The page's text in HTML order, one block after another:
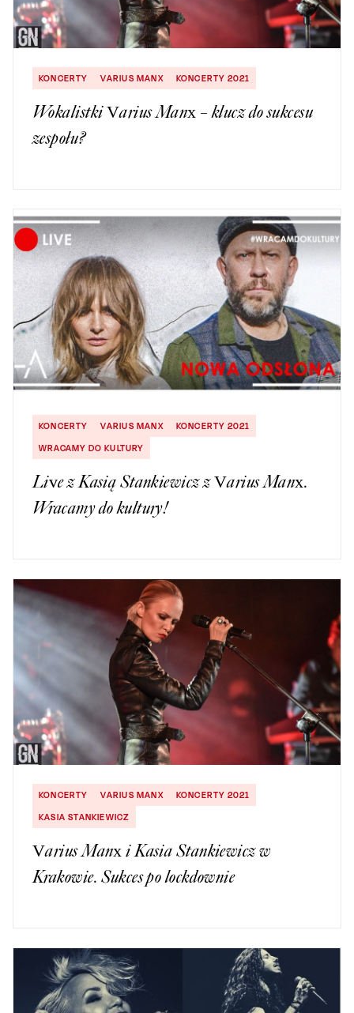
KONCERTY VARIUS MANX KONCERTY 2021
Wokalistki Varius Manx – klucz do sukcesu
zespołu?
KONCERTY VARIUS MANX
KONCERTY 2021
WRACAMY DO KULTURY
Live z Kasią Stankiewicz z Varius Manx.
Wracamy do kultury!
KONCERTY VARIUS MANX
KONCERTY 2021
KASIA STANKIEWICZ
Varius Manx i Kasia Stankiewicz w
Krakowie. Sukces po lockdownie